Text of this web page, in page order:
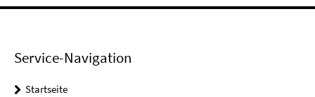
Service-Navigation
Startseite